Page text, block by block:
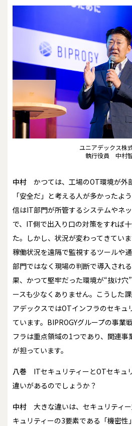
ユニアデックス株
執行役員 中村
中村
かつては、工場のOT環境が外
「安全だ」と考える人が多かったよ
信はIT部門が所管するシステムやネ
で、IT側で出入り口の対策をすれば
た。しかし、状況が変わってきてい
稼働状況を遠隔で監視するツールや
部門ではなく現場の判断で導入され
果、かつて堅牢だった環境が“抜け穴
ースも少なくありません。こうした
アデックスではOTインフラのセキュ
ています。BIPROGYグループの事業
フラは重点領域の1つであり、関連
が担っています。
八巻
ITセキュリティーとOTセキュ
違いがあるのでしょうか？
中村
大きな違いは、セキュリティ
キュリティーの3要素である「機密性